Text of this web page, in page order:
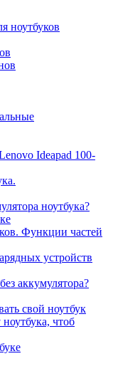
ноутбуков
Ideapad 100-
ноутбука?
Функции частей
устройств
аккумулятора?
свой ноутбук
чтоб